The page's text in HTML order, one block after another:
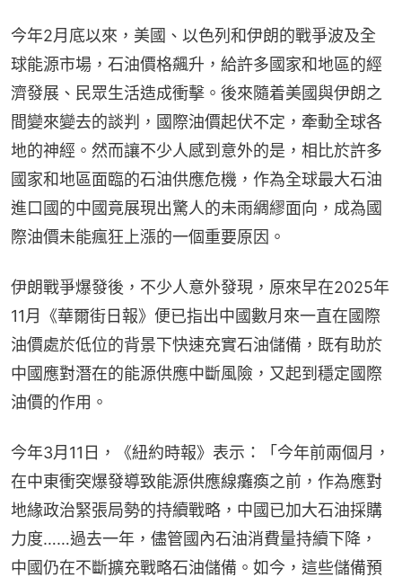
今年2月底以來，美國、以色列和伊朗的戰爭波及全
球能源市場，石油價格飆升，給許多國家和地區的經
濟發展、民眾生活造成衝擊。後來隨着美國與伊朗之
間變來變去的談判，國際油價起伏不定，牽動全球各
地的神經。然而讓不少人感到意外的是，相比於許多
國家和地區面臨的石油供應危機，作為全球最大石油
進口國的中國竟展現出驚人的未雨綢繆面向，成為國
際油價未能瘋狂上漲的一個重要原因。
伊朗戰爭爆發後，不少人意外發現，原來早在2025年
11月《華爾街日報》便已指出中國數月來一直在國際
油價處於低位的背景下快速充實石油儲備，既有助於
中國應對潛在的能源供應中斷風險，又起到穩定國際
油價的作用。
今年3月11日，《紐約時報》表示：「今年前兩個月，
在中東衝突爆發導致能源供應線癱瘓之前，作為應對
地緣政治緊張局勢的持續戰略，中國已加大石油採購
力度……過去一年，儘管國內石油消費量持續下降，
中國仍在不斷擴充戰略石油儲備。如今，這些儲備預